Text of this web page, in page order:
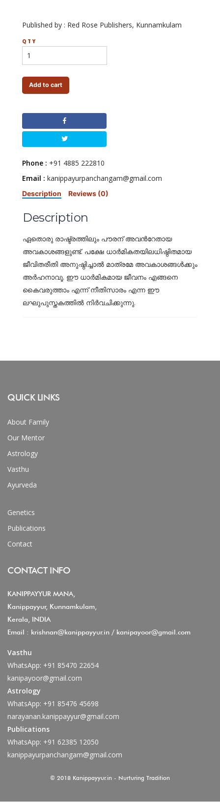
Published by : Red Rose Publishers, Kunnamkulam
QTY
Add to cart
Phone : +91 4885 222810
Email : kanippayurpanchangam@gmail.com
Description Reviews (0)
Description
ഏതൊരു രാഷ്ട്രത്തിലും പൗരന് അവന്‍റേതായ
അവകാശങ്ങളുണ്ട്. പക്ഷേ ധാര്‍മികതയിലധിഷ്ഠിതമായ
ജീവിതരീതി അനുഷ്ഠിച്ചാല്‍ മാത്രമേ അവകാശങ്ങള്‍ക്കും
അര്‍ഹനാവൂ. ഈ ധാര്‍മികമായ ജീവനം എങ്ങനെ
കൈവരുത്താം എന്ന് നീതിസാരം എന്ന ഈ
ലഘുപുസ്തകത്തില്‍ നിര്‍വചിക്കുന്നു.
QUICK LINKS
About Family
Our Mentor
Astrology
Vasthu
Ayurveda
Genetics
Publications
Contact
CONTACT INFO
KANIPPAYYUR MANA,
Kanippayyur, Kunnamkulam,
Kerala, INDIA
Email : krishnan@kanippayyur.in / kanipayoor@gmail.com
Vasthu
WhatsApp: +91 85470 22654
kanipayoor@gmail.com
Astrology
WhatsApp: +91 85476 45698
narayanan.kanippayyur@gmail.com
Publications
WhatsApp: +91 62385 12050
kanippayurpanchangam@gmail.com
© 2018 Kanippayyur.in - Nurturing Tradition